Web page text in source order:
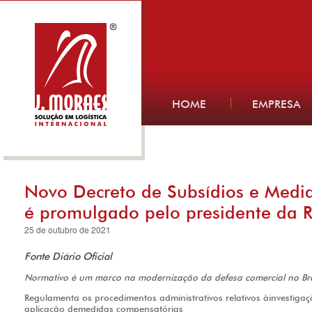
HOME EMPRESA
Novo Decreto de Subsídios e
é promulgado pelo presidente da
25 de outubro de 2021
Fonte Diário Oficial
Normativo é um marco na modernização da defesa comercial no
Regulamenta os procedimentos administrativos relativos
aplicação demedidas compensatórias